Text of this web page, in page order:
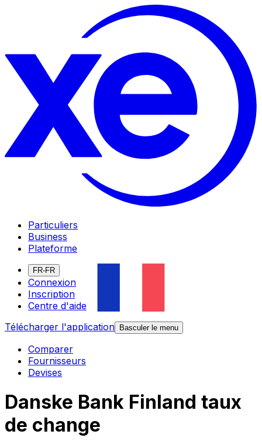
Particuliers
Business
Plateforme
FR-FR
Connexion
Inscription
Centre d'aide
Télécharger l'application
Basculer le menu
Comparer
Fournisseurs
Devises
Danske Bank Finland taux
de change